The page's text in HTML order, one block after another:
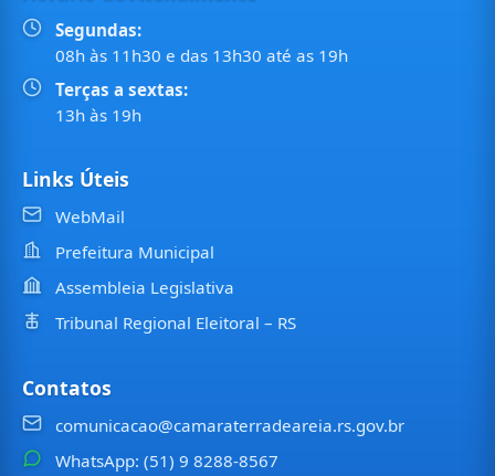
Segundas:
08h às 11h30 e das 13h30 até as 19h
Terças a sextas:
13h às 19h
Links Úteis
WebMail
Prefeitura Municipal
Assembleia Legislativa
Tribunal Regional Eleitoral – RS
Contatos
comunicacao@camaraterradeareia.rs.gov.br
WhatsApp: (51) 9 8288-8567